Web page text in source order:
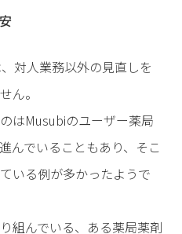
対人業務以外の見直しを
ん。
はMusubiのユーザー薬局
んでいることもあり、そこ
いる例が多かったようで
組んでいる、ある薬局薬剤